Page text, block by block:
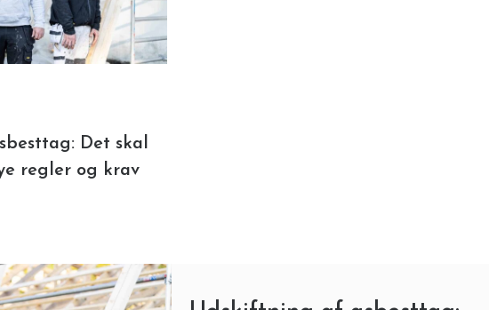
regler og krav
Udskiftning af asbesttag: